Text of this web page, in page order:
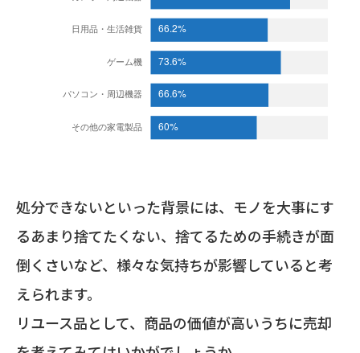
処分できないといった背景には、モノを大事にす
るあまり捨てたくない、捨てるための手続きが面
倒くさいなど、様々な気持ちが影響していると考
えられます。
リユース品として、商品の価値が高いうちに売却